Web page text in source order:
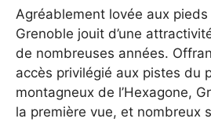
Agréablement lovée aux
Grenoble jouit d’une
de nombreuses années.
accès privilégié aux pistes du
montagneux de l’Hexagone,
la première vue, et nombreux